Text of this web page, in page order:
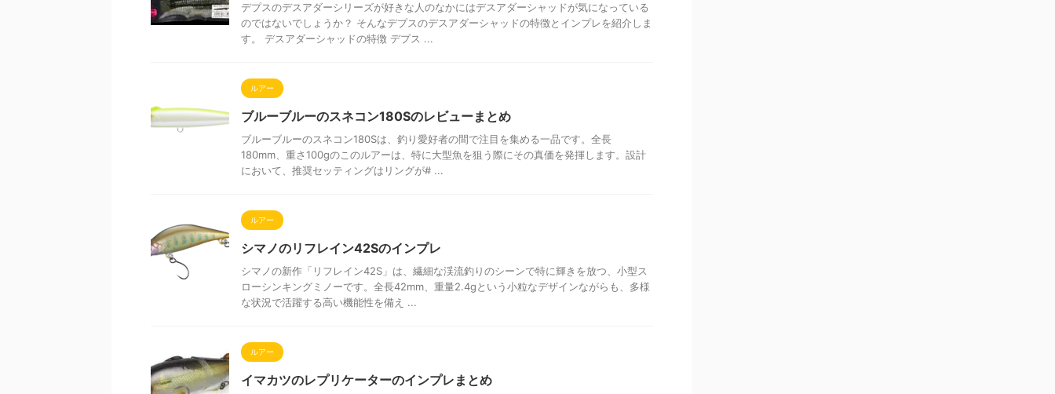
デプスのデスアダーシリーズが好きな人のなかにはデスアダーシャッドが気になっている
のではないでしょうか？ そんなデプスのデスアダーシャッドの特徴とインプレを紹介しま
す。 デスアダーシャッドの特徴 デプス ...
ルアー
ブルーブルーのスネコン180Sのレビューまとめ
ブルーブルーのスネコン180Sは、釣り愛好者の間で注目を集める一品です。全長
180mm、重さ100gのこのルアーは、特に大型魚を狙う際にその真価を発揮します。設計
において、推奨セッティングはリングが# ...
ルアー
シマノのリフレイン42Sのインプレ
シマノの新作「リフレイン42S」は、繊細な渓流釣りのシーンで特に輝きを放つ、小型ス
ローシンキングミノーです。全長42mm、重量2.4gという小粒なデザインながらも、多様
な状況で活躍する高い機能性を備え ...
ルアー
イマカツのレプリケーターのインプレまとめ